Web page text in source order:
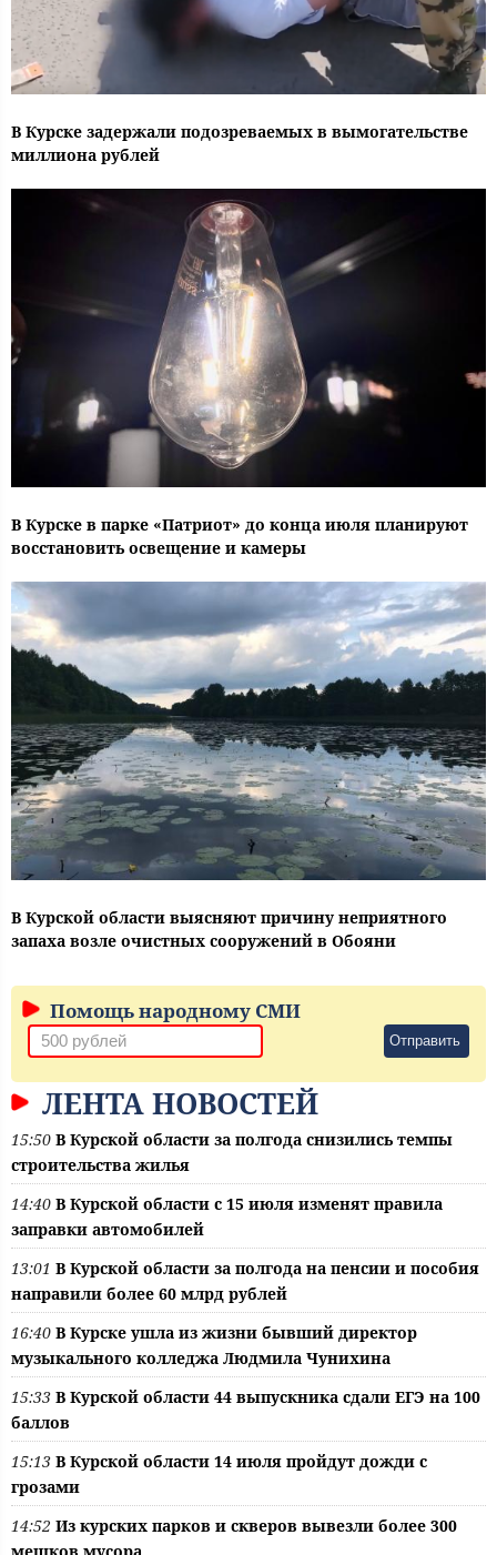
В Курске задержали подозреваемых в вымогательстве
миллиона рублей
В Курске в парке «Патриот» до конца июля планируют
восстановить освещение и камеры
В Курской области выясняют причину неприятного
запаха возле очистных сооружений в Обояни
Помощь народному СМИ
Отправить
ЛЕНТА НОВОСТЕЙ
15:50 В Курской области за полгода снизились темпы
строительства жилья
14:40 В Курской области с 15 июля изменят правила
заправки автомобилей
13:01 В Курской области за полгода на пенсии и пособия
направили более 60 млрд рублей
16:40 В Курске ушла из жизни бывший директор
музыкального колледжа Людмила Чунихина
15:33 В Курской области 44 выпускника сдали ЕГЭ на 100
баллов
15:13 В Курской области 14 июля пройдут дожди с
грозами
14:52 Из курских парков и скверов вывезли более 300